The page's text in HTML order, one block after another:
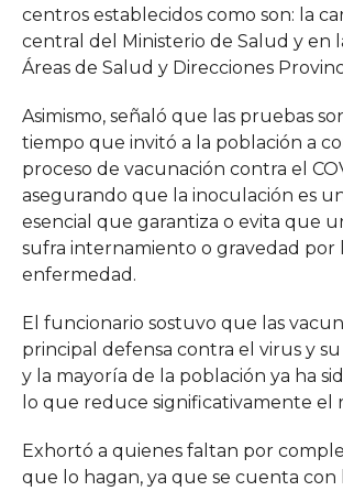
centros establecidos como son: la
central del Ministerio de Salud y en
Áreas de Salud y Direcciones
Asimismo, señaló que las pruebas
tiempo que invitó a la población a
proceso de vacunación contra el
asegurando que la inoculación es
esencial que garantiza o evita que
sufra internamiento o gravedad por
enfermedad.
El funcionario sostuvo que las
principal defensa contra el virus y
y la mayoría de la población ya ha
lo que reduce significativamente el
Exhortó a quienes faltan por
que lo hagan, ya que se cuenta con